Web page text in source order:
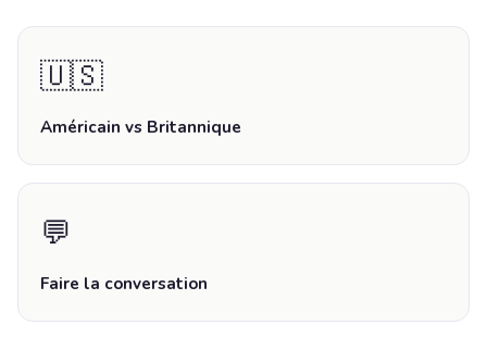
🇺🇸
Américain vs Britannique
💬
Faire la conversation